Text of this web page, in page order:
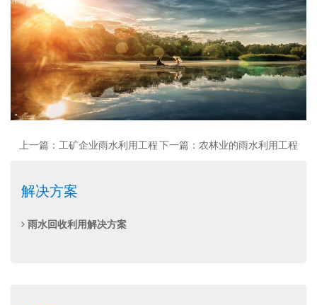
上一篇：工矿企业雨水利用工程下一篇：农林业的雨水利用工程
解决方案
雨水回收利用解决方案